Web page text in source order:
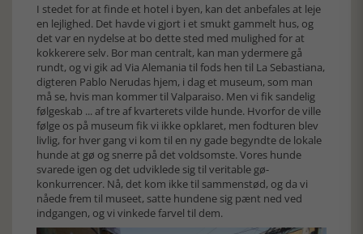
I stedet for at finde et hotel i byen, kan det anbefales at leje
en lejlighed. Det havde vi gjort i et smukt gammelt hus, og
det var en nydelse at bo dette sted med mulighed for at
kokkerere selv. Bor man centralt, kan man ydermere gå
rundt, og vi gik ad Via Alemania til fods hen til La Sebastiana,
digteren Pablo Nerudas hjem, i dag et museum, som man
må se, hvis man kommer til Valparaiso. Men vi fik sandelig
følgeskab ... af tre af kvarterets vilde hunde. Hvorfor de ville
følge os på museum fik vi ikke opklaret, men fodturen blev
livlig, for hver gang vi kom til en ny gade begyndte de lokale
hunde at gø og snerre på det voldsomste. Vores hunde
svarede igen og det udviklede sig til veritable gø-
konkurrencer. Nå, det kom ikke til sammenstød, og da vi
nåede frem til museet, satte hundene sig pænt ned ved
indgangen, og vi vinkede farvel til dem.